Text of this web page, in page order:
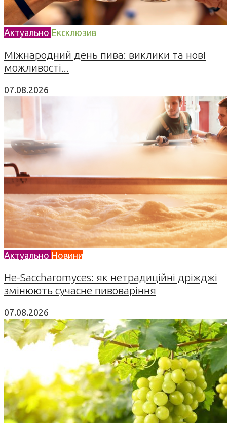
Актуально Ексклюзив
Міжнародний день пива: виклики та нові
можливості...
07.08.2026
Актуально Новини
Не-Saccharomyces: як нетрадиційні дріжджі
змінюють сучасне пивоваріння
07.08.2026